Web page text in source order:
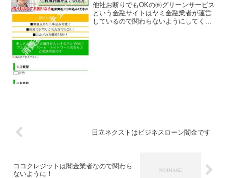
他社お断りでもOKの㈱グリーンサービス
という金融サイトはヤミ金融業者が運営
しているので関わらないようにしてくだ
日立ネクストはビジネスローン闇金です
ココクレジットは闇金業者なので関わら
ないように！